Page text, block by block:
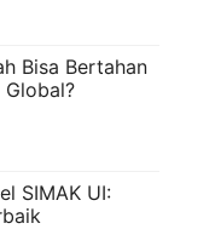
Bisa Bertahan
Global?
SIMAK UI: